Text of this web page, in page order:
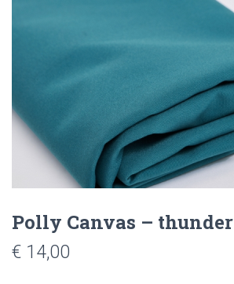
Polly Canvas – thunder
€ 14,00